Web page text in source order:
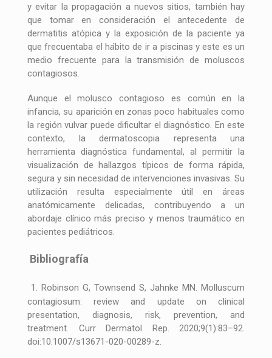
y evitar la propagación a nuevos sitios, también hay
que tomar en consideración el antecedente de
dermatitis atópica y la exposición de la paciente ya
que frecuentaba el hábito de ir a piscinas y este es un
medio frecuente para la transmisión de moluscos
contagiosos.
Aunque el molusco contagioso es común en la
infancia, su aparición en zonas poco habituales como
la región vulvar puede dificultar el diagnóstico. En este
contexto, la dermatoscopia representa una
herramienta diagnóstica fundamental, al permitir la
visualización de hallazgos típicos de forma rápida,
segura y sin necesidad de intervenciones invasivas. Su
utilización resulta especialmente útil en áreas
anatómicamente delicadas, contribuyendo a un
abordaje clínico más preciso y menos traumático en
pacientes pediátricos.
Bibliografía
1. Robinson G, Townsend S, Jahnke MN. Molluscum
contagiosum: review and update on clinical
presentation, diagnosis, risk, prevention, and
treatment. Curr Dermatol Rep. 2020;9(1):83–92.
doi:10.1007/s13671-020-00289-z.